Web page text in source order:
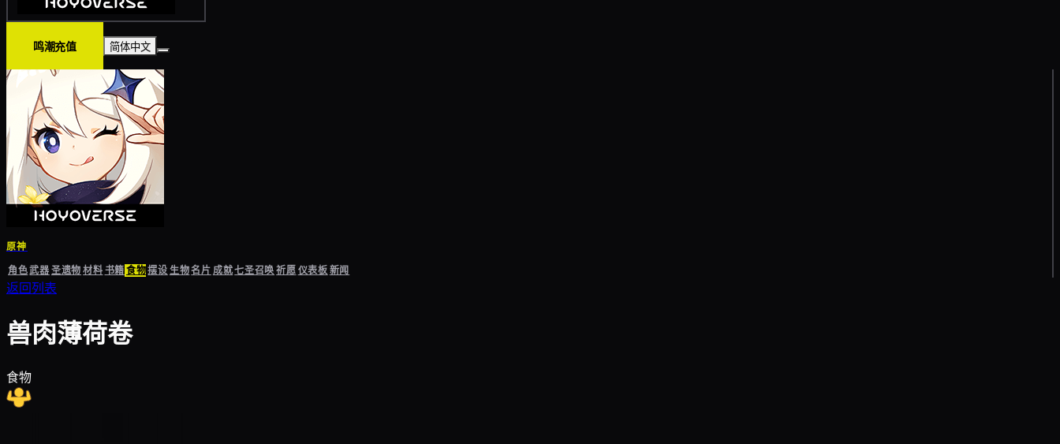
鸣潮充值 简体中文
原神
角色武器圣遗物材料书籍食物摆设生物名片成就七圣召唤祈愿仪表板新闻
返回列表
兽肉薄荷卷
食物